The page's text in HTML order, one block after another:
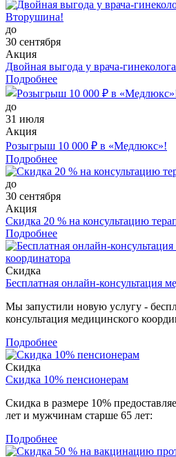
до
30 сентября
Акция
Двойная выгода у
Подробнее
до
31 июля
Акция
Розыгрыш 10 000 ₽ в «Медлюкс»!
Подробнее
до
30 сентября
Акция
Скидка 20 % на консультацию
Подробнее
Скидка
Бесплатная онлайн-консультация
Мы запустили новую услугу -
консультация медицинского
Подробнее
Скидка
Скидка 10% пенсионерам
Скидка в размере 10%
лет и мужчинам старше 65 лет:
Подробнее